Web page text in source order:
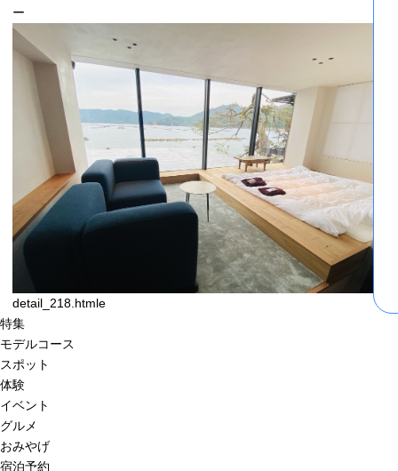
ー
detail_218.htmle
特集
モデルコース
スポット
体験
イベント
グルメ
おみやげ
宿泊予約